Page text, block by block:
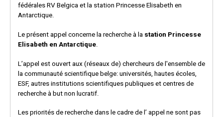
fédérales RV Belgica et la station Princesse Elisabeth en
Antarctique.
Le présent appel concerne la recherche à la station Princesse
Elisabeth en Antarctique
L’appel est ouvert aux (réseaux de) chercheurs de l'ensemble de
la communauté scientifique belge: universités, hautes écoles,
ESF, autres institutions scientifiques publiques et centres de
recherche à but non lucratif.
Les priorités de recherche dans le cadre de l’ appel ne sont pas